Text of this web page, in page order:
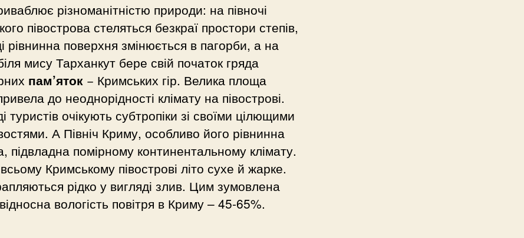
різноманітністю природи: на півночі
півострова стеляться безкраї простори степів,
рівнинна поверхня змінюється в пагорби, а на
мису Тарханкут бере свій початок гряда
пам’яток − Кримських гір. Велика площа
до неоднорідності клімату на півострові.
туристів очікують субтропіки зі своїми цілющими
А Північ Криму, особливо його рівнинна
підвладна помірному континентальному клімату.
Кримському півострові літо сухе й жарке.
рідко у вигляді злив. Цим зумовлена
вологість повітря в Криму – 45-65%.